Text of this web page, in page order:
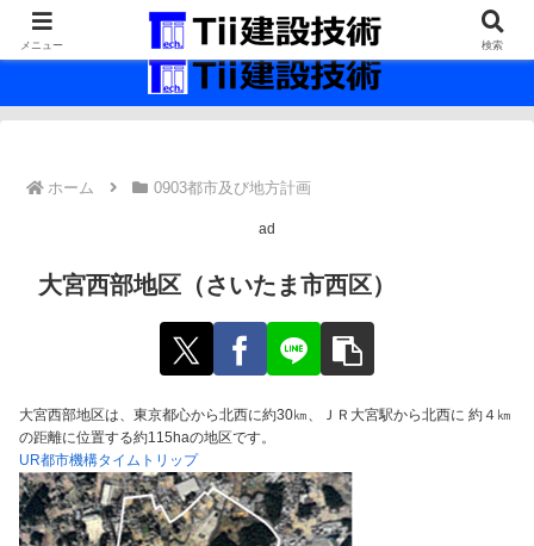
最新の建設技術の情報インフラ。
ホーム 0903都市及び地方計画
ad
大宮西部地区（さいたま市西区）
大宮西部地区は、東京都心から北西に約30㎞、ＪＲ大宮駅から北西に 約４㎞
の距離に位置する約115haの地区です。
UR都市機構タイムトリップ
メニュー 検索